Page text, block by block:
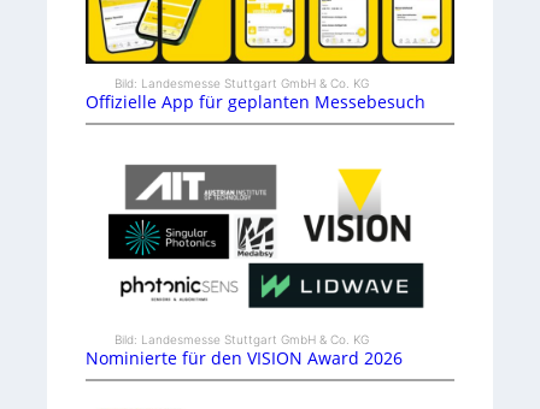
Bild: Landesmesse Stuttgart GmbH & Co. KG
Offizielle App für geplanten Messebesuch
Bild: Landesmesse Stuttgart GmbH & Co. KG
Nominierte für den VISION Award 2026